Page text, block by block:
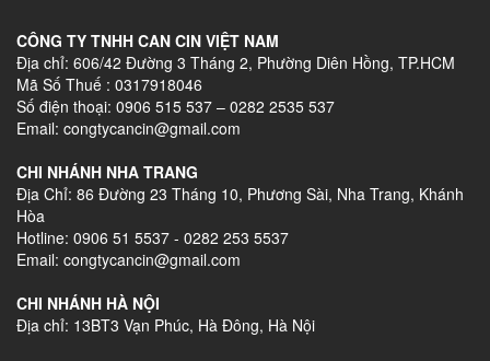
CÔNG TY TNHH CAN CIN VIỆT NAM
Địa chỉ: 606/42 Đường 3 Tháng 2, Phường Diên Hồng, TP.HCM
Mã Số Thuế : 0317918046
Số điện thoại: 0906 515 537 – 0282 2535 537
Email: congtycancin@gmail.com
CHI NHÁNH NHA TRANG
Địa Chỉ: 86 Đường 23 Tháng 10, Phương Sài, Nha Trang, Khánh
Hòa
Hotline: 0906 51 5537 - 0282 253 5537
Email: congtycancin@gmail.com
CHI NHÁNH HÀ NỘI
Địa chỉ: 13BT3 Vạn Phúc, Hà Đông, Hà Nội